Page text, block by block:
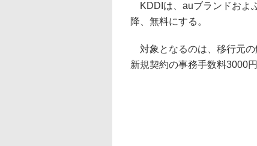
KDDIは、auブランドおよ
降、無料にする。
対象となるのは、移行元の
新規契約の事務手数料3000